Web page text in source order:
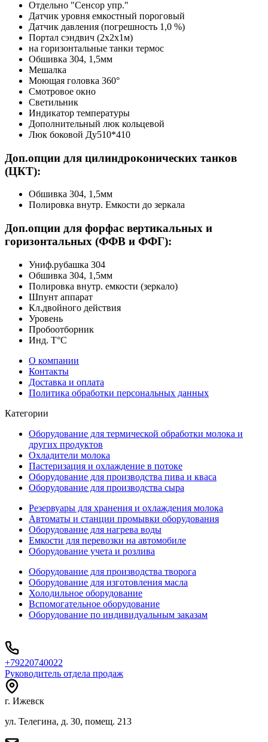
Отдельно "Сенсор упр."
Датчик уровня емкостный пороговый
Датчик давления (погрешность 1,0 %)
Портал сэндвич (2х2х1м)
на горизонтальные танки термос
Обшивка 304, 1,5мм
Мешалка
Моющая головка 360°
Смотровое окно
Светильник
Индикатор температуры
Дополнительный люк кольцевой
Люк боковой Ду510*410
Доп.опции для цилиндроконических танков
(ЦКТ):
Обшивка 304, 1,5мм
Полировка внутр. Емкости до зеркала
Доп.опции для форфас вертикальных и
горизонтальных (ФФВ и ФФГ):
Униф.рубашка 304
Обшивка 304, 1,5мм
Полировка внутр. емкости (зеркало)
Шпунт аппарат
Кл.двойного действия
Уровень
Пробоотборник
Инд. Т°С
О компании
Контакты
Доставка и оплата
Политика обработки персональных данных
Категории
Оборудование для термической обработки молока и
других продуктов
Охладители молока
Пастеризация и охлаждение в потоке
Оборудование для производства пива и кваса
Оборудование для производства сыра
Резервуары для хранения и охлаждения молока
Автоматы и станции промывки оборудования
Оборудование для нагрева воды
Емкости для перевозки на автомобиле
Оборудование учета и розлива
Оборудование для производства творога
Оборудование для изготовления масла
Холодильное оборудование
Вспомогательное оборудование
Оборудование по индивидуальным заказам
+79220740022
Руководитель отдела продаж
г. Ижевск
ул. Телегина, д. 30, помещ. 213